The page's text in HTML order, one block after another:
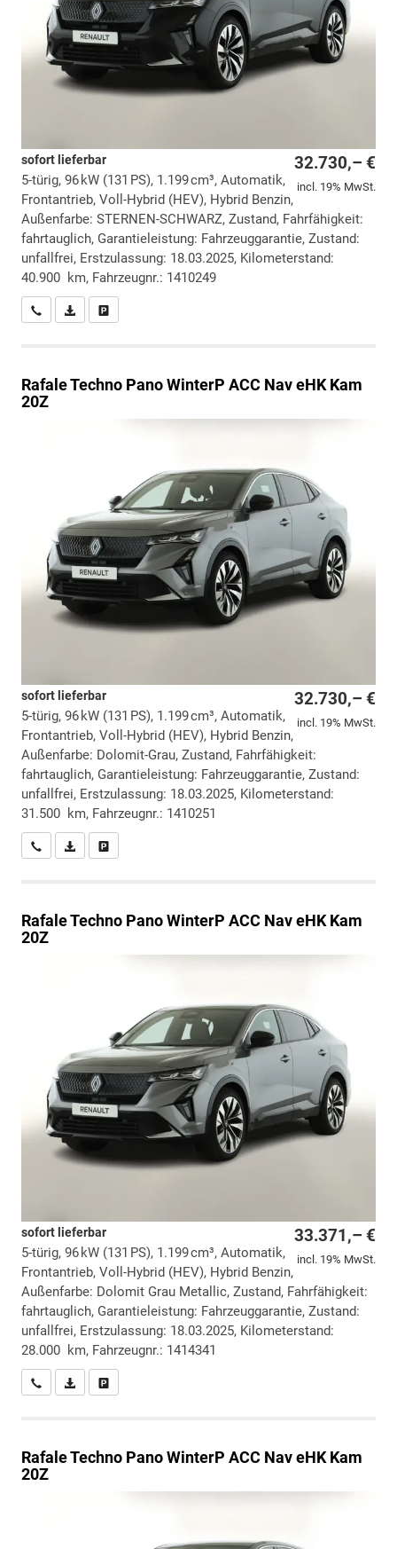
32.730,– €
incl. 19% MwSt.
sofort lieferbar
5-türig, 96 kW (131 PS), 1.199 cm³, Automatik,
Frontantrieb, Voll-Hybrid (HEV), Hybrid Benzin,
Außenfarbe: STERNEN-SCHWARZ, Zustand, Fahrfähigkeit:
fahrtauglich, Garantieleistung: Fahrzeuggarantie, Zustand:
unfallfrei, Erstzulassung: 18.03.2025, Kilometerstand:
40.900 km, Fahrzeugnr.: 1410249
Wir rufen Sie anPDF-Datei, Fahrzeugexposé drucken
RafaleTechno Pano WinterP ACC Nav eHK Kam
20Z
32.730,– €
incl. 19% MwSt.
sofort lieferbar
5-türig, 96 kW (131 PS), 1.199 cm³, Automatik,
Frontantrieb, Voll-Hybrid (HEV), Hybrid Benzin,
Außenfarbe: Dolomit-Grau, Zustand, Fahrfähigkeit:
fahrtauglich, Garantieleistung: Fahrzeuggarantie, Zustand:
unfallfrei, Erstzulassung: 18.03.2025, Kilometerstand:
31.500 km, Fahrzeugnr.: 1410251
Wir rufen Sie anPDF-Datei, Fahrzeugexposé drucken
RafaleTechno Pano WinterP ACC Nav eHK Kam
20Z
33.371,– €
incl. 19% MwSt.
sofort lieferbar
5-türig, 96 kW (131 PS), 1.199 cm³, Automatik,
Frontantrieb, Voll-Hybrid (HEV), Hybrid Benzin,
Außenfarbe: Dolomit Grau Metallic, Zustand, Fahrfähigkeit:
fahrtauglich, Garantieleistung: Fahrzeuggarantie, Zustand:
unfallfrei, Erstzulassung: 18.03.2025, Kilometerstand:
28.000 km, Fahrzeugnr.: 1414341
Wir rufen Sie anPDF-Datei, Fahrzeugexposé drucken
RafaleTechno Pano WinterP ACC Nav eHK Kam
20Z